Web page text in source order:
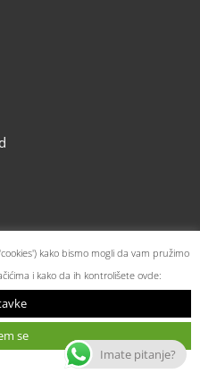
kako bismo mogli da vam pružimo
i kako da ih kontrolišete ovde:
se
Imate pitanje?